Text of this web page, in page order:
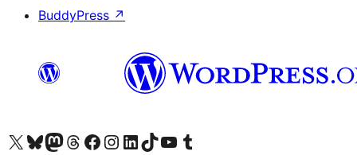
BuddyPress ↗
Acessar nossa conta do X (antigo Twitter)
Acessar nossa conta do Bluesky
Acessar nossa conta do Mastodon
Acessar nossa conta do Threads
Acessar nossa página do Facebook
Acessar nossa conta do Instagram
Acessar nossa conta do LinkedIn
Acessar nossa conta do TikTok
Acessar nosso canal do YouTube
Acessar nossa conta no Tumblr